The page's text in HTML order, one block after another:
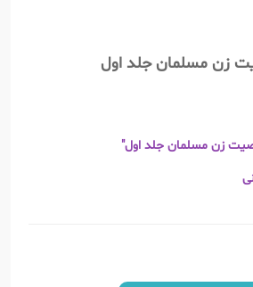
زن مسلمان جلد اول
زن مسلمان جلد اول"